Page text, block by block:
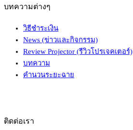
บทความต่างๆ
วิธีชำระเงิน
News (ข่าวและกิจกรรม)
Review Projector (รีวิวโปรเจคเตอร์)
บทความ
คำนวนระยะฉาย
ติดต่อเรา